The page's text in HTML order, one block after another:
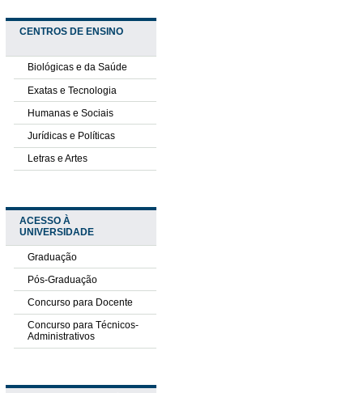
CENTROS DE ENSINO
Biológicas e da Saúde
Exatas e Tecnologia
Humanas e Sociais
Jurídicas e Políticas
Letras e Artes
ACESSO À
UNIVERSIDADE
Graduação
Pós-Graduação
Concurso para Docente
Concurso para Técnicos-
Administrativos